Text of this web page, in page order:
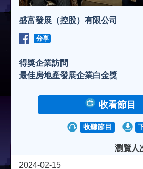
盛富發展（控股）有限公司
分享
得獎企業訪問
最佳房地產發展企業白金獎
收看節目
收聽節目
瀏覽人
2024-02-15